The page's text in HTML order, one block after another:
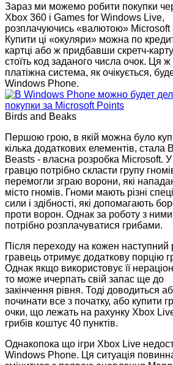
Зараз ми можемо робити покупки
Xbox 360 і Games for Windows Live,
розплачуючись «валютою» Microsoft
Купити ці «окуляри» можна по
картці або ж придбавши скретч-
стоїть код заданого числа очок. Ця ж
платіжна система, як очікується,
Windows Phone.
Birds and Beaks
Першою грою, в якій можна було
кілька додаткових елементів, стала
Beasts - власна розробка Microsoft. У
гравцю потрібно скласти групу
перемогли зграю ворони, які
місто гномів. Гноми мають різні
сили і здібності, які допомагають
проти ворон. Однак за роботу з ними
потрібно розплачуватися грибами.
Після переходу на кожен наступний
гравець отримує додаткову порцію
Однак якщо використовує її
то може ичерпать свій запас ще до
закінчення рівня. Тоді доводиться
починати все з початку, або купити
очки, що лежать на рахунку Xbox
грибів коштує 40 пунктів.
Однакопока що ігри Xbox Live
Windows Phone. Ця ситуація